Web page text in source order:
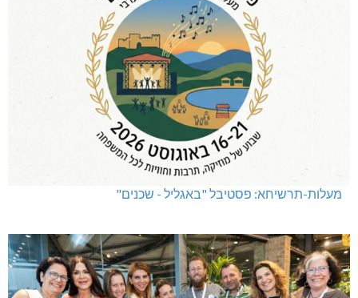
מעלות-תרשיחא: פסטיבל "באגליל - שכנים"